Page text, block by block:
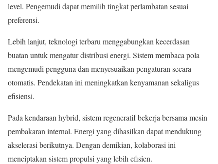
level. Pengemudi dapat memilih tingkat perlambatan sesuai
preferensi.
Lebih lanjut, teknologi terbaru menggabungkan kecerdasan
buatan untuk mengatur distribusi energi. Sistem membaca pola
mengemudi pengguna dan menyesuaikan pengaturan secara
otomatis. Pendekatan ini meningkatkan kenyamanan sekaligus
efisiensi.
Pada kendaraan hybrid, sistem regeneratif bekerja bersama mesin
pembakaran internal. Energi yang dihasilkan dapat mendukung
akselerasi berikutnya. Dengan demikian, kolaborasi ini
menciptakan sistem propulsi yang lebih efisien.